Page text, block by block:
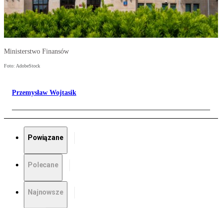
Ministerstwo Finansów
Foto: AdobeStock
Przemysław Wojtasik
Powiązane
Polecane
Najnowsze